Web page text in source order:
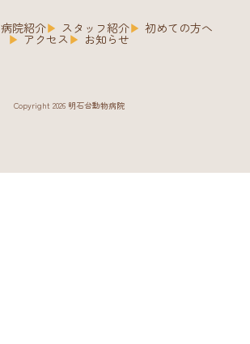
病院紹介 スタッフ紹介 初めての方へ
アクセス お知らせ
Copyright 2026 明石台動物病院